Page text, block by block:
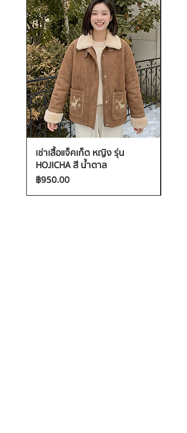
เช่าเสื้อแจ็คเก็ต หญิง รุ่น
HOJICHA สี น้ำตาล
ราคา
฿950.00